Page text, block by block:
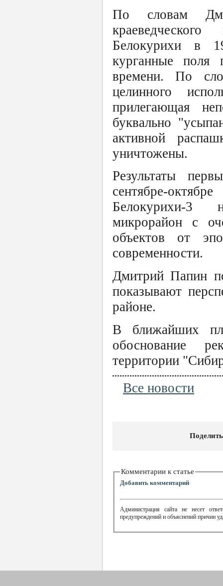
По словам
Белокурихи в
курганные поля
времени. По
целинного
прилегающая
буквально
активной
уничтожены.
Результаты
сентябре-
Белокурихи-3
микрорайон с
объектов от
современности.
Дмитрий Папин
показывают
районе.
В ближайших
обоснование
территории
Все новости
Комментарии к статье
Добавить комментарий
Администрация сайта не несет
предупреждений и объяснений причин